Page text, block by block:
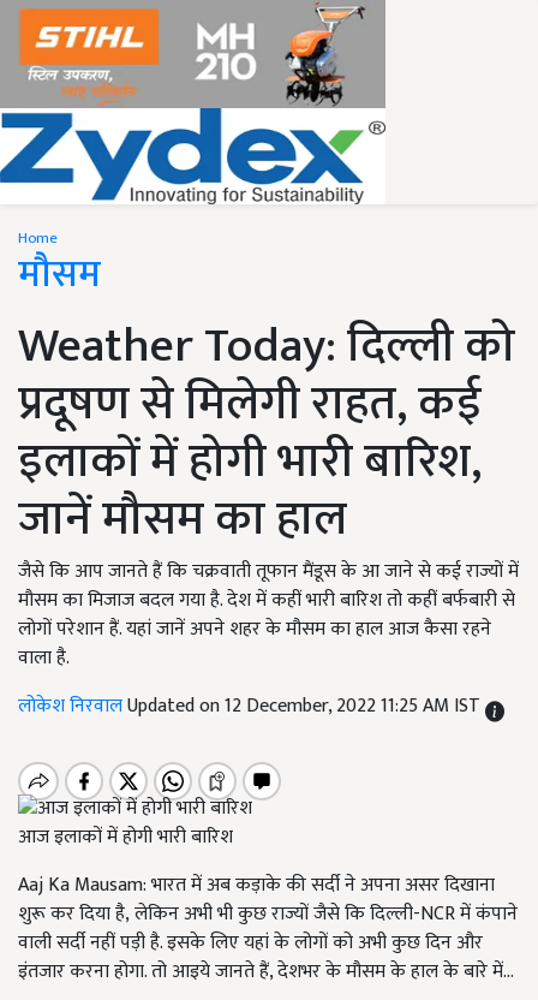
Home
मौसम
Weather Today: दिल्ली को
प्रदूषण से मिलेगी राहत, कई
इलाकों में होगी भारी बारिश,
जानें मौसम का हाल
जैसे कि आप जानते हैं कि चक्रवाती तूफान मैंडूस के आ जाने से कई राज्यों में
मौसम का मिजाज बदल गया है. देश में कहीं भारी बारिश तो कहीं बर्फबारी से
लोगों परेशान हैं. यहां जानें अपने शहर के मौसम का हाल आज कैसा रहने
वाला है.
लोकेश निरवालUpdated on 12 December, 2022 11:25 AM IST
आज इलाकों में होगी भारी बारिश
Aaj Ka Mausam: भारत में अब कड़ाके की सर्दी ने अपना असर दिखाना
शुरू कर दिया है, लेकिन अभी भी कुछ राज्यों जैसे कि दिल्ली-NCR में कंपाने
वाली सर्दी नहीं पड़ी है. इसके लिए यहां के लोगों को अभी कुछ दिन और
इंतजार करना होगा. तो आइये जानते हैं,देशभर के मौसम के हाल के बारे में...